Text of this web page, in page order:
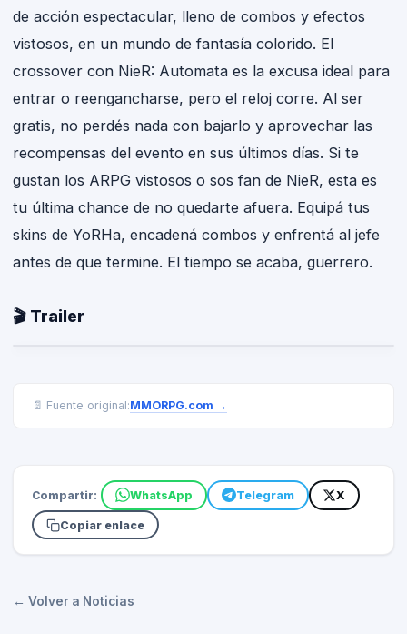
de acción espectacular, lleno de combos y efectos
vistosos, en un mundo de fantasía colorido. El
crossover con NieR: Automata es la excusa ideal para
entrar o reengancharse, pero el reloj corre. Al ser
gratis, no perdés nada con bajarlo y aprovechar las
recompensas del evento en sus últimos días. Si te
gustan los ARPG vistosos o sos fan de NieR, esta es
tu última chance de no quedarte afuera. Equipá tus
skins de YoRHa, encadená combos y enfrentá al jefe
antes de que termine. El tiempo se acaba, guerrero.
🎬 Trailer
📄 Fuente original:MMORPG.com →
Compartir: WhatsApp Telegram X
Copiar enlace
← Volver a Noticias